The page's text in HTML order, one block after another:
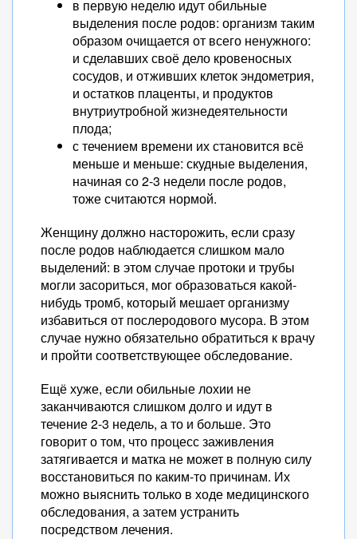
в первую неделю идут обильные
выделения после родов: организм таким
образом очищается от всего ненужного:
и сделавших своё дело кровеносных
сосудов, и отживших клеток эндометрия,
и остатков плаценты, и продуктов
внутриутробной жизнедеятельности
плода;
с течением времени их становится всё
меньше и меньше: скудные выделения,
начиная со 2-3 недели после родов,
тоже считаются нормой.
Женщину должно насторожить, если сразу
после родов наблюдается слишком мало
выделений: в этом случае протоки и трубы
могли засориться, мог образоваться какой-
нибудь тромб, который мешает организму
избавиться от послеродового мусора. В этом
случае нужно обязательно обратиться к врачу
и пройти соответствующее обследование.
Ещё хуже, если обильные лохии не
заканчиваются слишком долго и идут в
течение 2-3 недель, а то и больше. Это
говорит о том, что процесс заживления
затягивается и матка не может в полную силу
восстановиться по каким-то причинам. Их
можно выяснить только в ходе медицинского
обследования, а затем устранить
посредством лечения.